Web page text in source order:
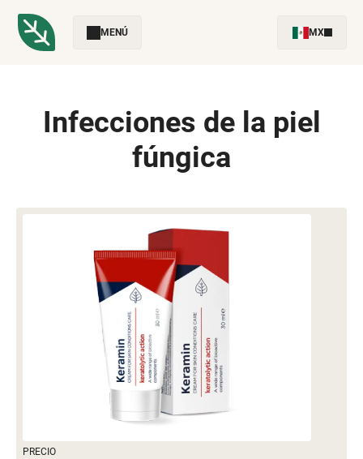
MENÚ MX
Infecciones de la piel
fúngica
PRECIO